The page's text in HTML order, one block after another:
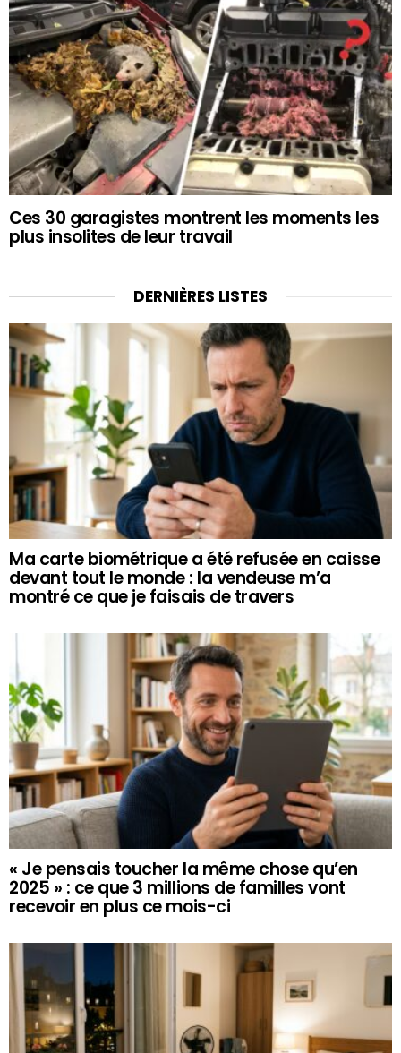
Ces 30 garagistes montrent les moments les
plus insolites de leur travail
DERNIÈRES LISTES
Ma carte biométrique a été refusée en caisse
devant tout le monde : la vendeuse m’a
montré ce que je faisais de travers
« Je pensais toucher la même chose qu’en
2025 » : ce que 3 millions de familles vont
recevoir en plus ce mois-ci